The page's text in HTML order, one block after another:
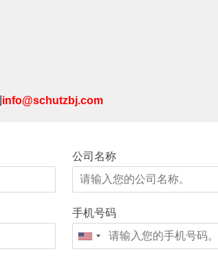
info@schutzbj.com
公司名称
手机号码